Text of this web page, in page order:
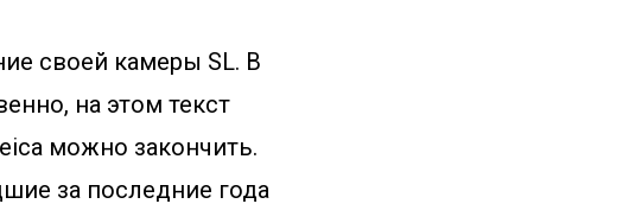
своей камеры SL. В
на этом текст
можно закончить.
за последние года